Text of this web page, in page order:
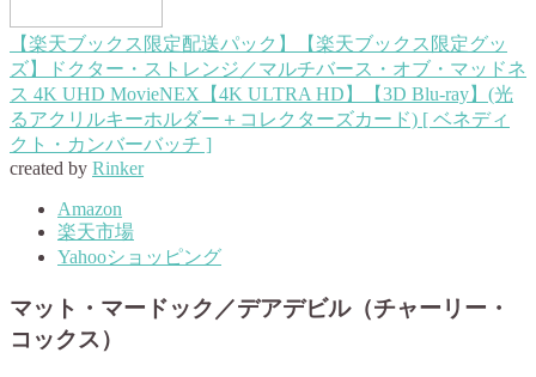
【楽天ブックス限定配送パック】【楽天ブックス限定グッ
ズ】ドクター・ストレンジ／マルチバース・オブ・マッドネ
ス 4K UHD MovieNEX【4K ULTRA HD】【3D Blu-ray】(光
るアクリルキーホルダー＋コレクターズカード) [ ベネディ
クト・カンバーバッチ ]
created by Rinker
Amazon
楽天市場
Yahooショッピング
マット・マードック／デアデビル（チャーリー・
コックス）